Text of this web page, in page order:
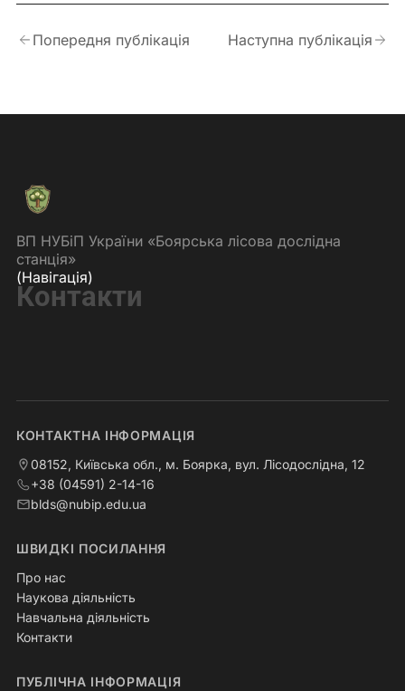
Попередня публікація Наступна публікація
ВП НУБіП України «Боярська лісова дослідна
станція»
(Навігація)
Контакти
КОНТАКТНА ІНФОРМАЦІЯ
08152, Київська обл., м. Боярка, вул. Лісодослідна, 12
+38 (04591) 2-14-16
blds@nubip.edu.ua
ШВИДКІ ПОСИЛАННЯ
Про нас
Наукова діяльність
Навчальна діяльність
Контакти
ПУБЛІЧНА ІНФОРМАЦІЯ